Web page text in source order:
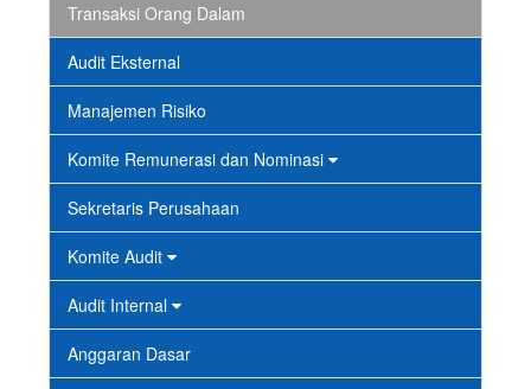
Transaksi Orang Dalam
Audit Eksternal
Manajemen Risiko
Komite Remunerasi dan Nominasi
Sekretaris Perusahaan
Komite Audit
Audit Internal
Anggaran Dasar